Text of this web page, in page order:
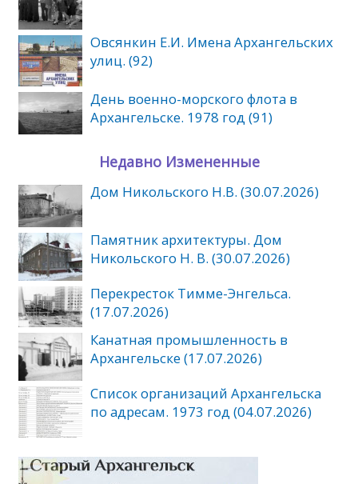
Овсянкин Е.И. Имена Архангельских
улиц. (92)
День военно-морского флота в
Архангельске. 1978 год (91)
Недавно Измененные
Дом Никольского Н.В. (30.07.2026)
Памятник архитектуры. Дом
Никольского Н. В. (30.07.2026)
Перекресток Тимме-Энгельса.
(17.07.2026)
Канатная промышленность в
Архангельске (17.07.2026)
Список организаций Архангельска
по адресам. 1973 год (04.07.2026)